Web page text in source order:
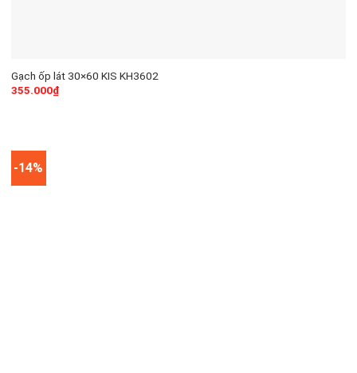
Gạch ốp lát 30×60 KIS KH3602
355.000₫
-14%